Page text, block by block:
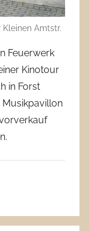
Amtstr.
Feuerwerk
Kinotour
in Forst
Musikpavillon